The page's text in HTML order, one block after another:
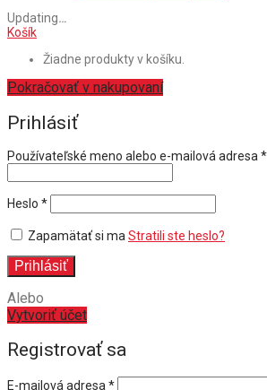
Updating…
Košík
Žiadne produkty v košíku.
Pokračovať v nakupovaní
Prihlásiť
Používateľské meno alebo e-mailová adresa *
Heslo *Povinné
Zapamätať si ma Stratili ste heslo?
Prihlásiť
Alebo
Vytvoriť účet
Registrovať sa
E-mailová adresa *